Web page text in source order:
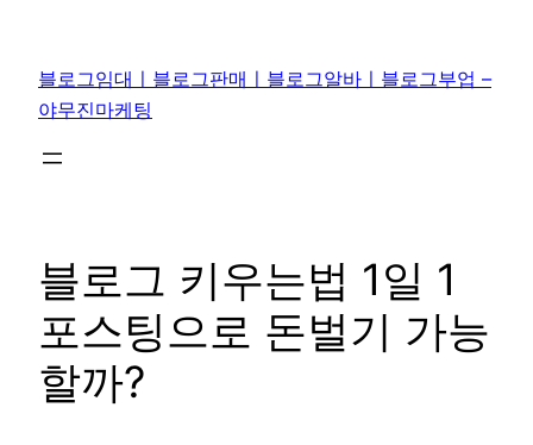
블로그임대ㅣ블로그판매ㅣ블로그알바ㅣ블로그부업 –
야무진마케팅
블로그 키우는법 1일 1
포스팅으로 돈벌기 가능
할까?